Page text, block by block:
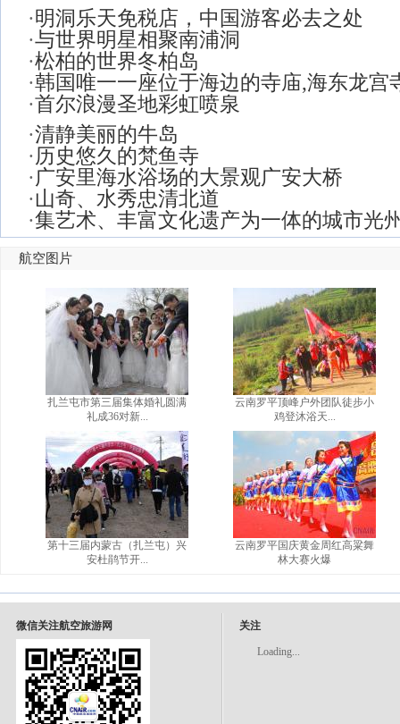
·明洞乐天免税店，中国游客必去之处
·与世界明星相聚南浦洞
·松柏的世界冬柏岛
·韩国唯一一座位于海边的寺庙,海东龙宫
·首尔浪漫圣地彩虹喷泉
·清静美丽的牛岛
· 历史悠久的梵鱼寺
· 广安里海水浴场的大景观广安大桥
·山奇、水秀忠清北道
·集艺术、丰富文化遗产为一体的城市光
航空图片
扎兰屯市第三届集体婚礼圆满
礼成36对新...
第十三届内蒙古（扎兰屯）兴
安杜鹃节开...
云南罗平顶峰户外团队徒步小
鸡登沐浴天...
云南罗平国庆黄金周红高粱舞
林大赛火爆
微信关注航空旅游网 关注
Loading...